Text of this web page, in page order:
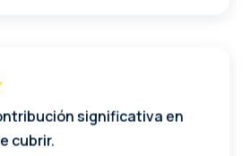
significativa en
cubrir.